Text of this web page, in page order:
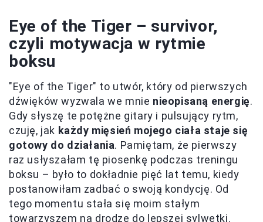
Eye of the Tiger – survivor,
czyli motywacja w rytmie
boksu
"Eye of the Tiger" to utwór, który od pierwszych
dźwięków wyzwala we mnie nieopisaną energię.
Gdy słyszę te potężne gitary i pulsujący rytm,
czuję, jak każdy mięsień mojego ciała staje się
gotowy do działania. Pamiętam, że pierwszy
raz usłyszałam tę piosenkę podczas treningu
boksu – było to dokładnie pięć lat temu, kiedy
postanowiłam zadbać o swoją kondycję. Od
tego momentu stała się moim stałym
towarzyszem na drodze do lepszej sylwetki.